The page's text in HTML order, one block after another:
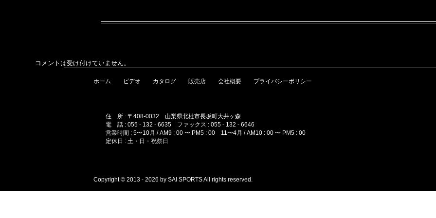
コメントは受け付けていません。
ホーム ビデオ カタログ 販売店 会社概要 プライバシーポリシー
住 所 : 〒408-0032 山梨県北杜市長坂町大井ヶ森
電 話 : 055 - 132 - 6635 ファックス : 055 - 132 - 6646
営業時間 : 5〜10月 / AM9 : 00 〜 PM5 : 00 11〜4月 / AM10 : 00 〜 PM5 : 00
定休日 : 土・日・祝祭日
Copyright © 2013 - 2026 by SAI SPORTS All rights reserved.